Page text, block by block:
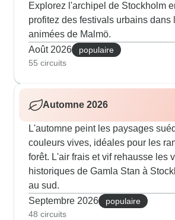
Explorez l'archipel de Stockholm
profitez des festivals urbains dans
animées de Malmö.
Août 2026
populaire
55 circuits
Automne 2026
L'automne peint les paysages
couleurs vives, idéales pour les
forêt. L'air frais et vif rehausse les
historiques de Gamla Stan à
au sud.
Septembre 2026
populaire
48 circuits